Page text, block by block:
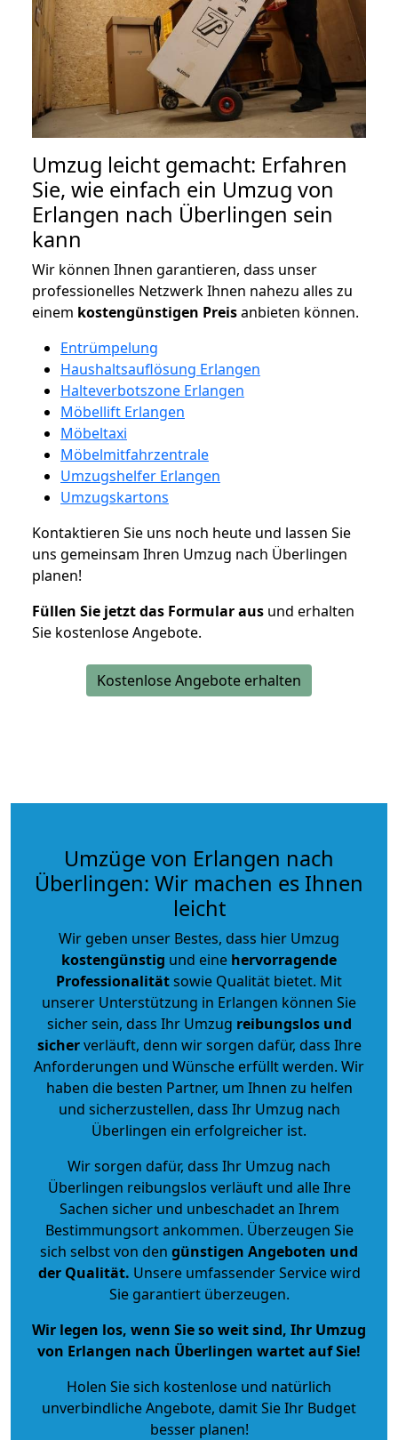
Umzug leicht gemacht: Erfahren
Sie, wie einfach ein Umzug von
Erlangen nach Überlingen sein
kann
Wir können Ihnen garantieren, dass unser
professionelles Netzwerk Ihnen nahezu alles zu
einem kostengünstigen Preisanbieten können.
Entrümpelung
Haushaltsauflösung Erlangen
Halteverbotszone Erlangen
Möbellift Erlangen
Möbeltaxi
Möbelmitfahrzentrale
Umzugshelfer Erlangen
Umzugskartons
Kontaktieren Sie uns noch heute und lassen Sie
uns gemeinsam Ihren Umzug nach Überlingen
planen!
Füllen Sie jetzt das Formular aus und erhalten
Sie kostenlose Angebote.
Kostenlose Angebote erhalten
Umzüge von Erlangen nach
Überlingen: Wir machen es Ihnen
leicht
Wir geben unser Bestes, dass hier Umzug
kostengünstig und eine hervorragende
Professionalitätsowie Qualität bietet. Mit
unserer Unterstützung in Erlangen können Sie
sicher sein, dass Ihr Umzug reibungslos und
sicherverläuft, denn wir sorgen dafür, dass Ihre
Anforderungen und Wünsche erfüllt werden. Wir
haben die besten Partner, um Ihnen zu helfen
und sicherzustellen, dass Ihr Umzug nach
Überlingen ein erfolgreicher ist.
Wir sorgen dafür, dass Ihr Umzug nach
Überlingen reibungslos verläuft und alle Ihre
Sachen sicher und unbeschadet an Ihrem
Bestimmungsort ankommen. Überzeugen Sie
sich selbst von den günstigen Angeboten und
der Qualität. Unsere umfassender Service wird
Sie garantiert überzeugen.
Wir legen los, wenn Sie so weit sind, Ihr Umzug
von Erlangen nach Überlingen wartet auf Sie!
Holen Sie sich kostenlose und natürlich
unverbindliche Angebote, damit Sie Ihr Budget
besser planen!